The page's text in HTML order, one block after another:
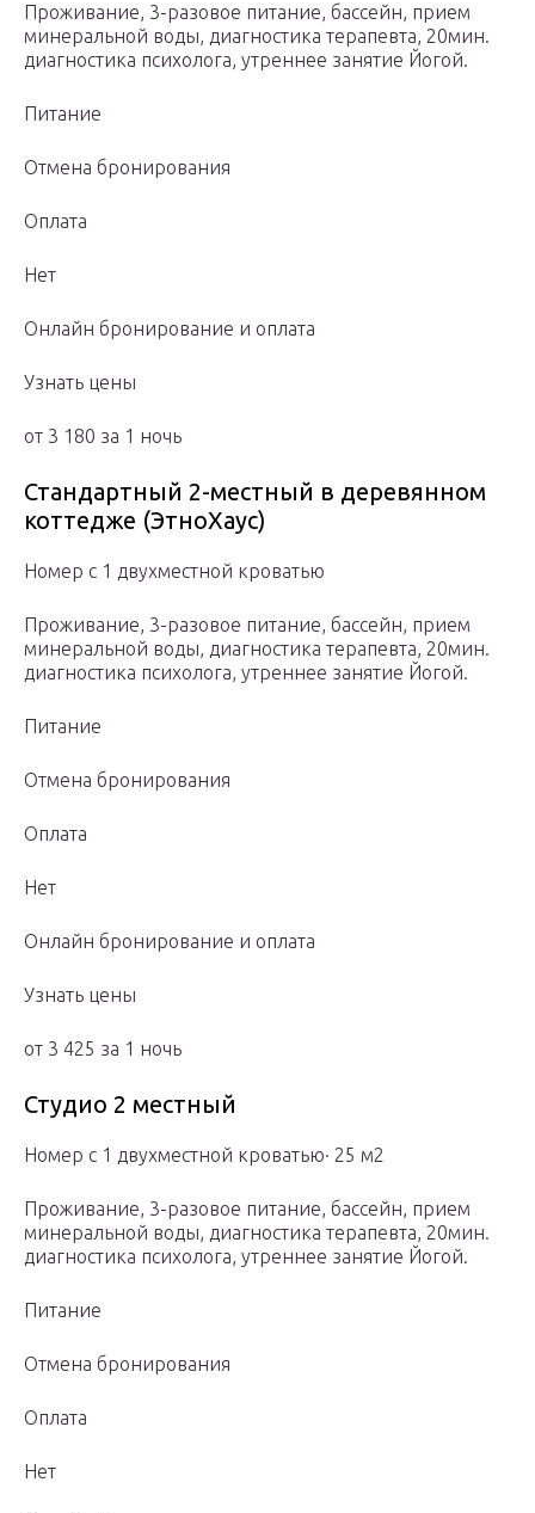
Проживание, 3-разовое питание, бассейн, прием
минеральной воды, диагностика терапевта, 20мин.
диагностика психолога, утреннее занятие Йогой.
Питание
Отмена бронирования
Оплата
Нет
Онлайн бронирование и оплата
Узнать цены
от 3 180 за 1 ночь
Стандартный 2-местный в деревянном
коттедже (ЭтноХаус)
Номер с 1 двухместной кроватью
Проживание, 3-разовое питание, бассейн, прием
минеральной воды, диагностика терапевта, 20мин.
диагностика психолога, утреннее занятие Йогой.
Питание
Отмена бронирования
Оплата
Нет
Онлайн бронирование и оплата
Узнать цены
от 3 425 за 1 ночь
Студио 2 местный
Номер с 1 двухместной кроватью· 25 м2
Проживание, 3-разовое питание, бассейн, прием
минеральной воды, диагностика терапевта, 20мин.
диагностика психолога, утреннее занятие Йогой.
Питание
Отмена бронирования
Оплата
Нет